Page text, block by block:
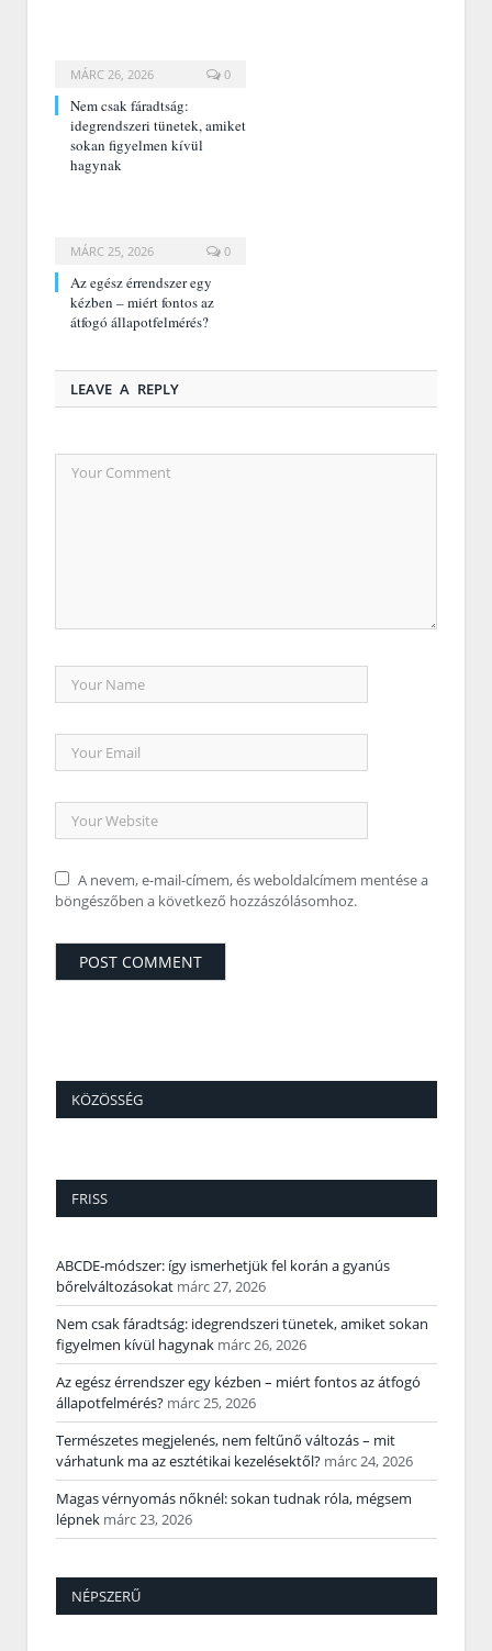
MÁRC 26, 2026 0
Nem csak fáradtság:
idegrendszeri tünetek, amiket
sokan figyelmen kívül
hagynak
MÁRC 25, 2026 0
Az egész érrendszer egy
kézben – miért fontos az
átfogó állapotfelmérés?
LEAVE A REPLY
A nevem, e-mail-címem, és weboldalcímem mentése a
böngészőben a következő hozzászólásomhoz.
KÖZÖSSÉG
FRISS
ABCDE‑módszer: így ismerhetjük fel korán a gyanús
bőrelváltozásokat márc 27, 2026
Nem csak fáradtság: idegrendszeri tünetek, amiket sokan
figyelmen kívül hagynak márc 26, 2026
Az egész érrendszer egy kézben – miért fontos az átfogó
állapotfelmérés? márc 25, 2026
Természetes megjelenés, nem feltűnő változás – mit
várhatunk ma az esztétikai kezelésektől? márc 24, 2026
Magas vérnyomás nőknél: sokan tudnak róla, mégsem
lépnek márc 23, 2026
NÉPSZERŰ